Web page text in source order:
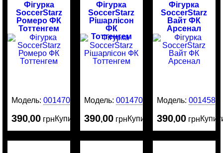
Фігурка
SoccerStarz
Ромеро ФК
Тоттенгем
Модель:0014707
390,00 грнКупити
Фігурка
SoccerStarz
Рішарлісон
ФК
Тоттенгем
Модель:0014706
390,00 грнКупити
Фігурка
SoccerStarz
Вайт ФК
Арсенал
Модель: 0014587
390,00 грн